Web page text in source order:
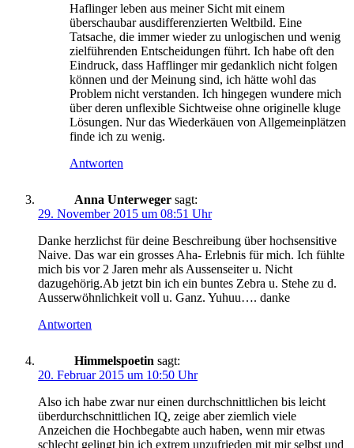
Haflinger leben aus meiner Sicht mit einem
überschaubar ausdifferenzierten Weltbild. Eine
Tatsache, die immer wieder zu unlogischen und wenig
zielführenden Entscheidungen führt. Ich habe oft den
Eindruck, dass Hafflinger mir gedanklich nicht folgen
können und der Meinung sind, ich hätte wohl das
Problem nicht verstanden. Ich hingegen wundere mich
über deren unflexible Sichtweise ohne originelle kluge
Lösungen. Nur das Wiederkäuen von Allgemeinplätzen
finde ich zu wenig.
Antworten
Anna Unterweger sagt:
29. November 2015 um 08:51 Uhr
Danke herzlichst für deine Beschreibung über hochsensitive
Naive. Das war ein grosses Aha- Erlebnis für mich. Ich fühlte
mich bis vor 2 Jaren mehr als Aussenseiter u. Nicht
dazugehörig.Ab jetzt bin ich ein buntes Zebra u. Stehe zu d.
Ausserwöhnlichkeit voll u. Ganz. Yuhuu…. danke
Antworten
Himmelspoetin sagt:
20. Februar 2015 um 10:50 Uhr
Also ich habe zwar nur einen durchschnittlichen bis leicht
überdurchschnittlichen IQ, zeige aber ziemlich viele
Anzeichen die Hochbegabte auch haben, wenn mir etwas
schlecht gelingt bin ich extrem unzufrieden mit mir selbst und